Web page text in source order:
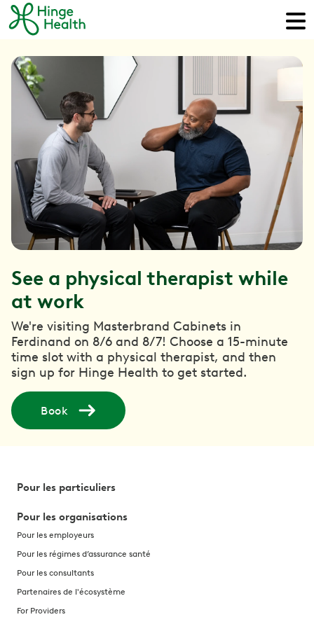
See a physical therapist while
at work
We're visiting Masterbrand Cabinets in
Ferdinand on 8/6 and 8/7! Choose a 15-minute
time slot with a physical therapist, and then
sign up for Hinge Health to get started.
Book
Pour les particuliers
Pour les organisations
Pour les employeurs
Pour les régimes d’assurance santé
Pour les consultants
Partenaires de l'écosystème
For Providers